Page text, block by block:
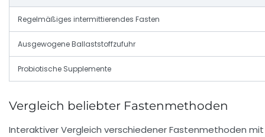
Regelmäßiges intermittierendes Fasten
Ausgewogene Ballaststoffzufuhr
Probiotische Supplemente
Vergleich beliebter Fastenmethoden
Interaktiver Vergleich verschiedener Fastenmethoden